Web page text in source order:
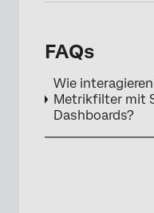
FAQs
Wie
Metrikfilter mit
Dashboards?